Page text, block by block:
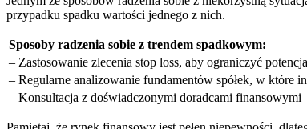
przypadku spadku ⁤wartości jednego z nich.
Sposoby ​radzenia sobie z⁤ trendem spadkowym:
– Zastosowanie zlecenia stop loss, aby ograniczyć
– Regularne analizowanie fundamentów spółek, w ‌które
– Konsultacja z⁤ doświadczonymi doradcami finansowymi